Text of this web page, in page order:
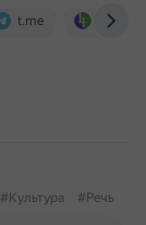
t.me
#Культура #Речь